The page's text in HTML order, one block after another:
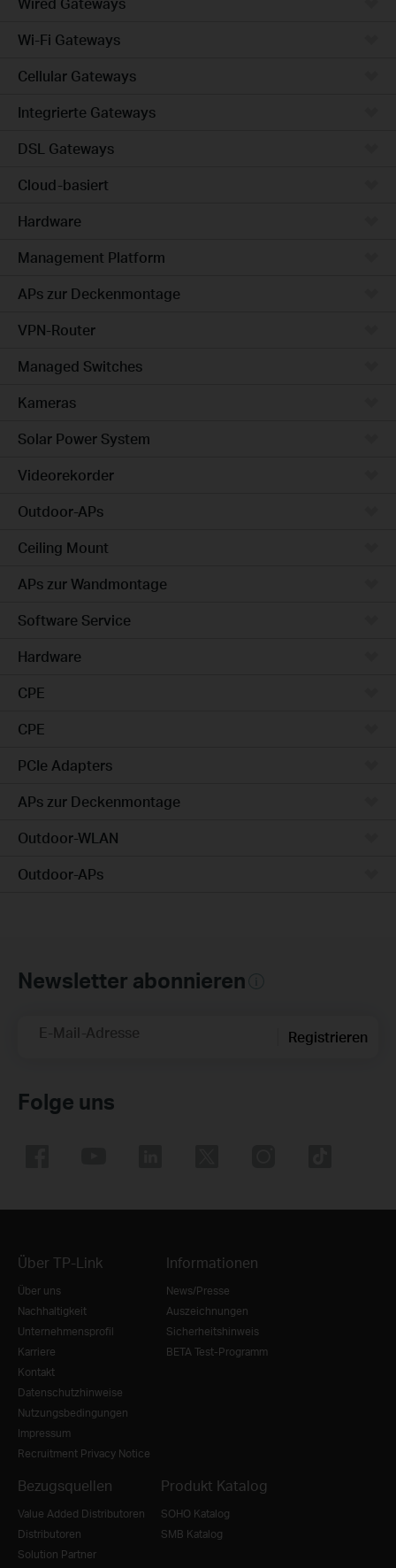
Wi-Fi Gateways
Cellular Gateways
Integrierte Gateways
DSL Gateways
Cloud-basiert
Hardware
Management Platform
APs zur Deckenmontage
VPN-Router
Managed Switches
Kameras
Solar Power System
Videorekorder
Outdoor-APs
Ceiling Mount
APs zur Wandmontage
Software Service
Hardware
CPE
CPE
PCIe Adapters
APs zur Deckenmontage
Outdoor-WLAN
Outdoor-APs
Newsletter abonnieren
E-Mail-Adresse Registrieren
Folge uns
Über TP-Link
Über uns
Nachhaltigkeit
Unternehmensprofil
Karriere
Kontakt
Datenschutzhinweise
Nutzungsbedingungen
Impressum
Recruitment Privacy Notice
Informationen
News/Presse
Auszeichnungen
Sicherheitshinweis
BETA Test-Programm
Bezugsquellen
Value Added Distributoren
Distributoren
Solution Partner
Produkt Katalog
SOHO Katalog
SMB Katalog